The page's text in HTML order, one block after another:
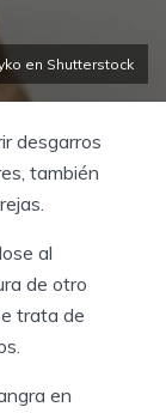
en Shutterstock
desgarros
también
al
de otro
trata de
en